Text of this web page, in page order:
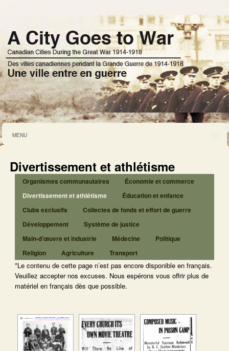
MENU
Divertissement et athlétisme
Organismes communautaires
Économie et commerce
Divertissement et athlétisme
Éducation et enfance
Clubs exclusifs
Collectes de fonds et effort de guerre
Développement
Système de justice
Main-d’œuvre et industrie
Médecine
Politique
Religion
Agriculture Transport
*Le contenu de cette page n’est pas encore disponible en français.
Veuillez accepter nos excuses. Nous espérons vous offrir plus de
matériel en français dès que possible.